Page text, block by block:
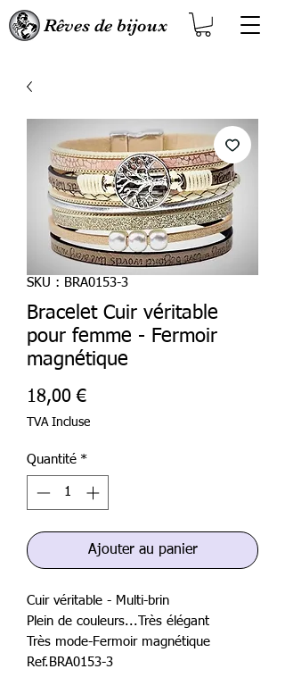
Rêves de bijoux
SKU : BRA0153-3
Bracelet Cuir véritable
pour femme - Fermoir
magnétique
18,00 €Prix
TVA Incluse
Quantité *
Ajouter au panier
Cuir véritable - Multi-brin
Plein de couleurs...Très élégant
Très mode-Fermoir magnétique
Ref.BRA0153-3